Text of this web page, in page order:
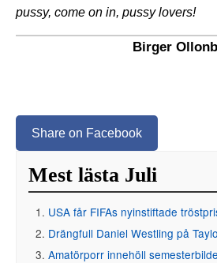
pussy, come on in, pussy lovers!
Birger
Share on Facebook
Mest lästa Juli
USA får FIFAs nyinstiftade
Drängfull Daniel Westling på
Amatörporr innehöll